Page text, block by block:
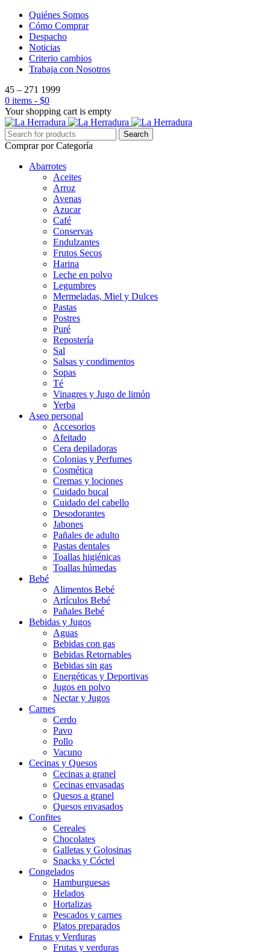
Quiénes Somos
Cómo Comprar
Despacho
Noticias
Criterio cambios
Trabaja con Nosotros
45 – 271 1999
0 items - $0
Your shopping cart is empty
Comprar por Categoría
Abarrotes
Aceites
Arroz
Avenas
Azucar
Café
Conservas
Endulzantes
Frutos Secos
Harina
Leche en polvo
Legumbres
Mermeladas, Miel y Dulces
Pastas
Postres
Puré
Repostería
Sal
Salsas y condimentos
Sopas
Té
Vinagres y Jugo de limón
Yerba
Aseo personal
Accesorios
Afeitado
Cera depiladoras
Colonias y Perfumes
Cosmética
Cremas y lociones
Cuidado bucal
Cuidado del cabello
Desodorantes
Jabones
Pañales de adulto
Pastas dentales
Toallas higiénicas
Toallas húmedas
Bebé
Alimentos Bebé
Artículos Bebé
Pañales Bebé
Bebidas y Jugos
Aguas
Bebidas con gas
Bebidas Retornables
Bebidas sin gas
Energéticas y Deportivas
Jugos en polvo
Nectar y Jugos
Carnes
Cerdo
Pavo
Pollo
Vacuno
Cecinas y Quesos
Cecinas a granel
Cecinas envasadas
Quesos a granel
Quesos envasados
Confites
Cereales
Chocolates
Galletas y Golosinas
Snacks y Cóctel
Congelados
Hamburguesas
Helados
Hortalizas
Pescados y carnes
Platos preparados
Frutas y Verduras
Frutas y verduras